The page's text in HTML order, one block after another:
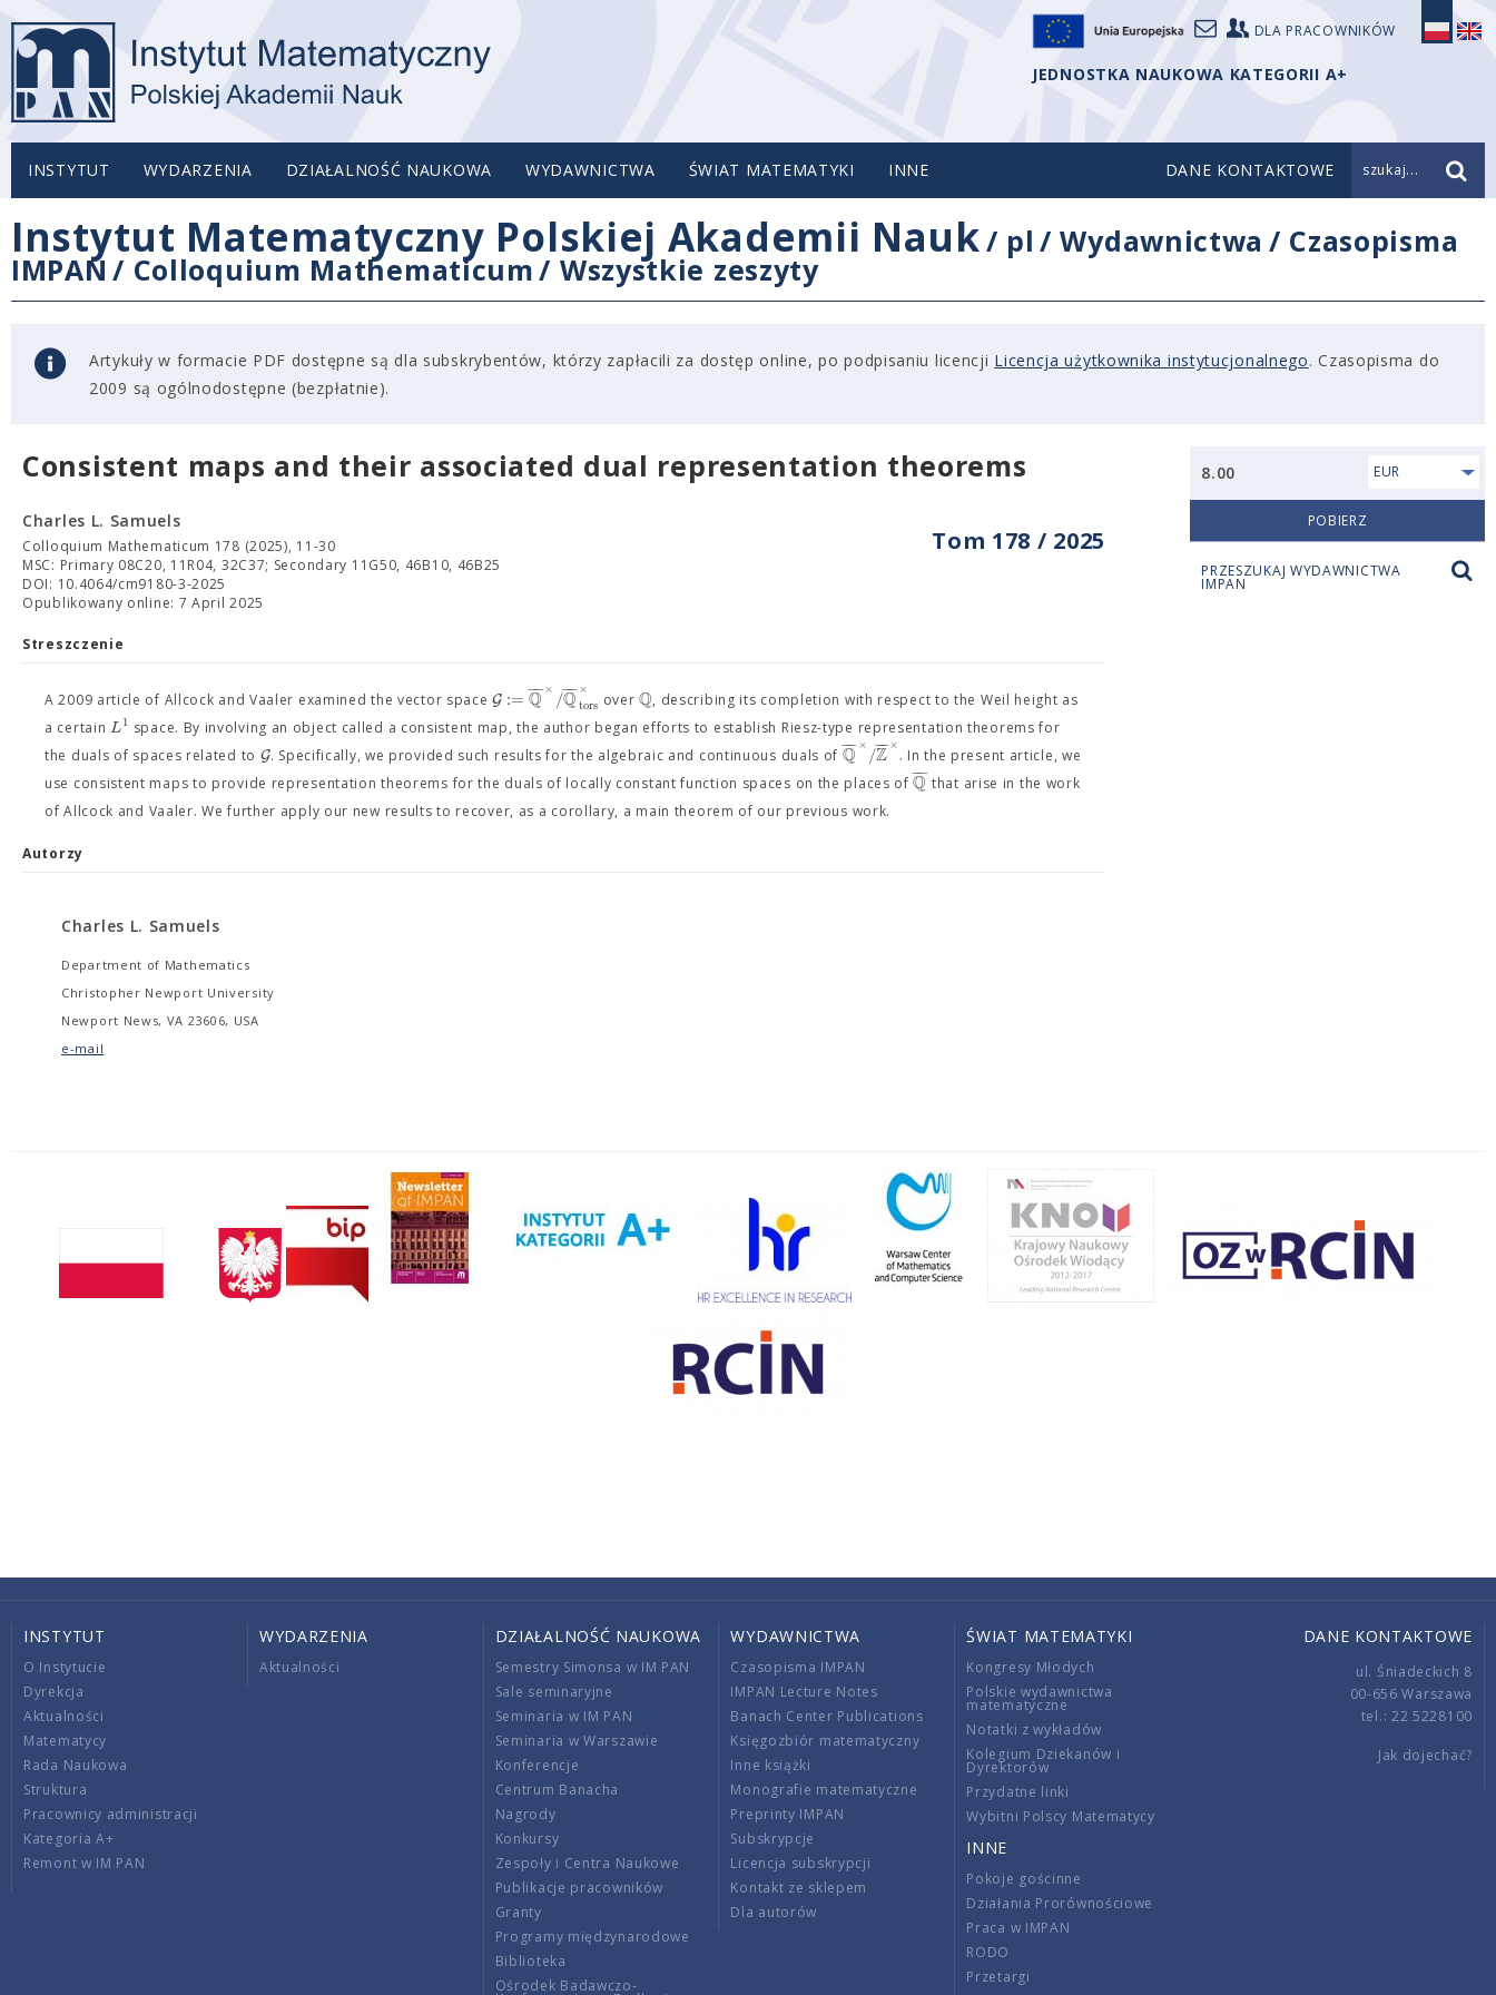
DLA PRACOWNIKÓW
JEDNOSTKA NAUKOWA KATEGORII A+
INSTYTUT WYDARZENIA DZIAŁALNOŚĆ NAUKOWA WYDAWNICTWA ŚWIAT MATEMATYKI INNE DANE KONTAKTOWE szukaj...
Instytut Matematyczny Polskiej Akademii Nauk/ pl /Wydawnictwa / Czasopisma
IMPAN / Colloquium Mathematicum/ Wszystkie zeszyty
Artykuły w formacie PDF dostępne są dla subskrybentów, którzy zapłacili za dostęp online, po podpisaniu licencji Licencja użytkownika instytucjonalnego. Czasopisma do
2009 są ogólnodostępne (bezpłatnie).
Consistent maps and their associated dual representation theorems
Tom 178 / 2025
Charles L. Samuels
Colloquium Mathematicum 178 (2025), 11-30
MSC: Primary 08C20, 11R04, 32C37; Secondary 11G50, 46B10, 46B25
DOI: 10.4064/cm9180-3-2025
Opublikowany online: 7 April 2025
Streszczenie
A 2009 article of Allcock and Vaaler examined the vector spaceG := Q
−
−× /Q
−
−×
tors overQ, describing its completion with respect to the Weil height as
a certainL1 space. By involving an object called a consistent map, the author began efforts to establish Riesz-type representation theorems for
the duals of spaces related to G. Specifically, we provided such results for the algebraic and continuous duals of Q
−
−×/Z
−
−×
. In the present article, we
use consistent maps to provide representation theorems for the duals of locally constant function spaces on the places ofQ
−
− that arise in the work
of Allcock and Vaaler. We further apply our new results to recover, as a corollary, a main theorem of our previous work.
Autorzy
Charles L. Samuels
Department of Mathematics
Christopher Newport University
Newport News, VA 23606, USA
e-mail
8.00 EUR
POBIERZ
PRZESZUKAJ WYDAWNICTWA
IMPAN
INSTYTUT
O Instytucie
Dyrekcja
Aktualności
Matematycy
Rada Naukowa
Struktura
Pracownicy administracji
Kategoria A+
Remont w IM PAN
WYDARZENIA
Aktualności
DZIAŁALNOŚĆ NAUKOWA
Semestry Simonsa w IM PAN
Sale seminaryjne
Seminaria w IM PAN
Seminaria w Warszawie
Konferencje
Centrum Banacha
Nagrody
Konkursy
Zespoły i Centra Naukowe
Publikacje pracowników
Granty
Programy międzynarodowe
Biblioteka
Ośrodek Badawczo-
WYDAWNICTWA
Czasopisma IMPAN
IMPAN Lecture Notes
Banach Center Publications
Księgozbiór matematyczny
Inne książki
Monografie matematyczne
Preprinty IMPAN
Subskrypcje
Licencja subskrypcji
Kontakt ze sklepem
Dla autorów
ŚWIAT MATEMATYKI
Kongresy Młodych
Polskie wydawnictwa
matematyczne
Notatki z wykładów
Kolegium Dziekanów i
Dyrektorów
Przydatne linki
Wybitni Polscy Matematycy
INNE
Pokoje gościnne
Działania Prorównościowe
Praca w IMPAN
RODO
Przetargi
DANE KONTAKTOWE
ul. Śniadeckich 8
00-656 Warszawa
tel.: 22 5228100
Jak dojechać?